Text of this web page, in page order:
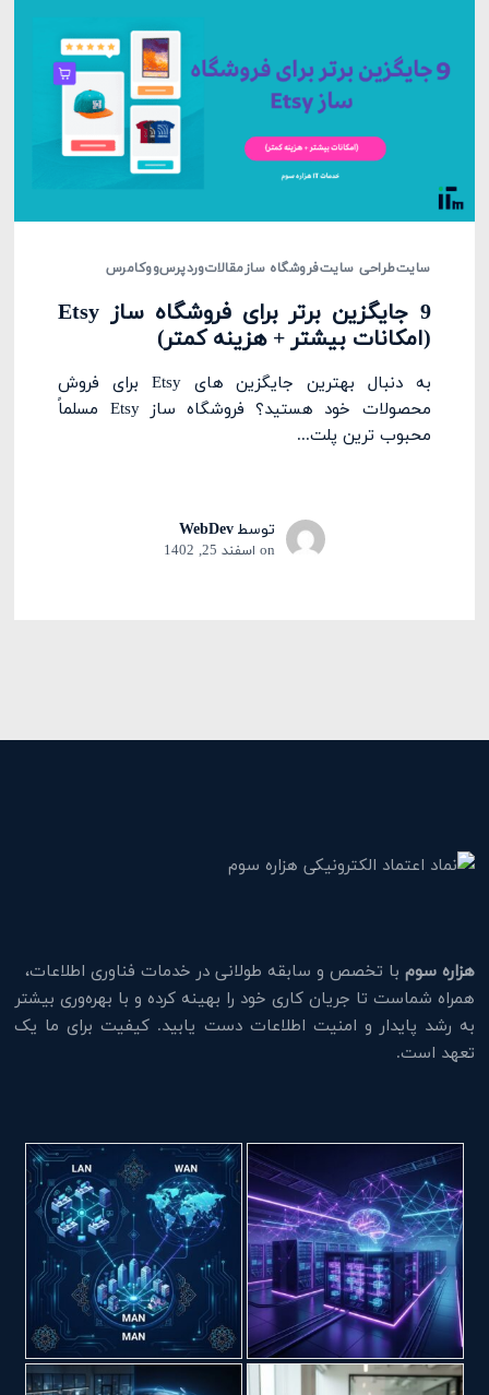
سایتطراحی سایتفروشگاه سازمقالاتوردپرسووکامرس
9 جایگزین برتر برای فروشگاه ساز Etsy
(امکانات بیشتر + هزینه کمتر)
به دنبال بهترین جایگزین های Etsy برای فروش
محصولات خود هستید؟ فروشگاه ساز Etsy مسلماً
محبوب ترین پلت...
توسطWebDev
on اسفند 25, 1402
هزاره سوم با تخصص و سابقه طولانی در خدمات فناوری اطلاعات،
همراه شماست تا جریان کاری خود را بهینه کرده و با بهره‌وری بیشتر
به رشد پایدار و امنیت اطلاعات دست یابید. کیفیت برای ما یک
تعهد است.